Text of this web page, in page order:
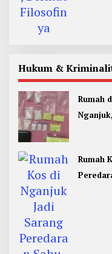
Hukum &
Rumah
Rumah